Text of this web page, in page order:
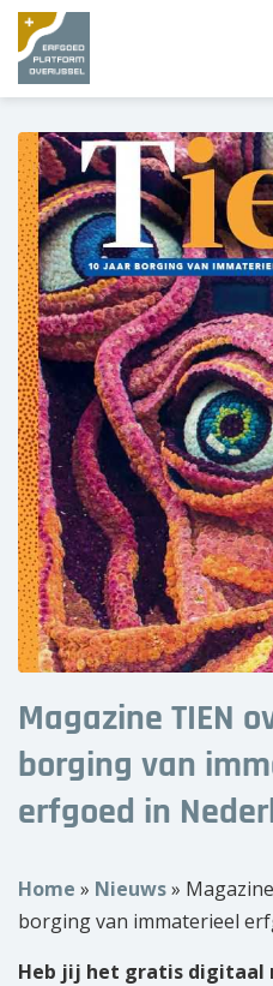
Kennis
Over
Wie
Zoek
naar:
Magazine TIEN
borging van
erfgoed in
Home » Nieuws»
borging van immaterieel
Heb jij het gratis digitaal